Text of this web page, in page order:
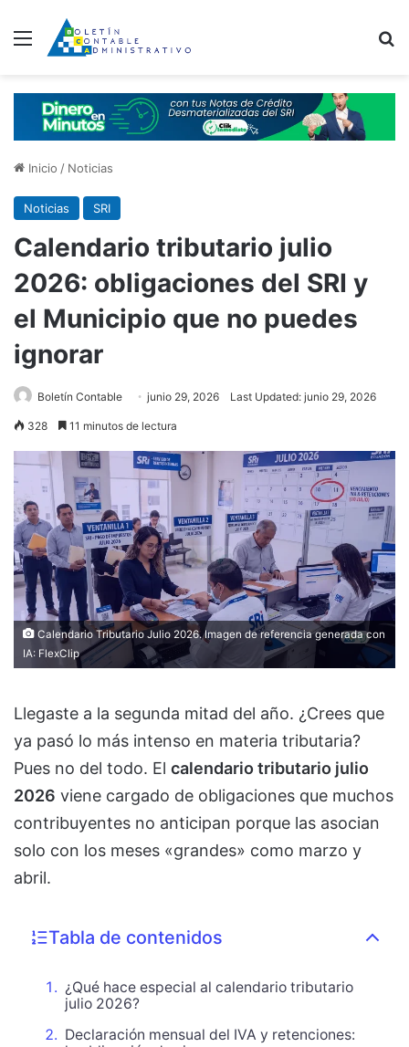
Menú
Inicio / Noticias
Noticias SRI
Calendario tributario julio
2026: obligaciones del SRI y
el Municipio que no puedes
ignorar
Boletín Contable junio 29, 2026 Last Updated: junio 29, 2026
328 11 minutos de lectura
Calendario Tributario Julio 2026. Imagen de referencia generada con
IA: FlexClip
Llegaste a la segunda mitad del año. ¿Crees que
ya pasó lo más intenso en materia tributaria?
Pues no del todo. El calendario tributario julio
2026 viene cargado de obligaciones que muchos
contribuyentes no anticipan porque las asocian
solo con los meses «grandes» como marzo y
abril.
Tabla de contenidos
¿Qué hace especial al calendario tributario
julio 2026?
Declaración mensual del IVA y retenciones: